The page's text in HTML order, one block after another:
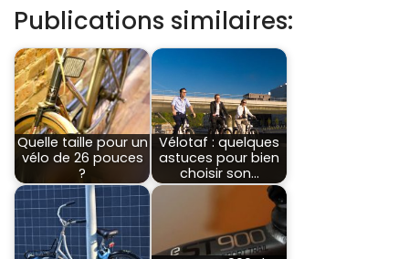
Publications similaires:
Quelle taille pour un
vélo de 26 pouces
?
Vélotaf : quelques
astuces pour bien
choisir son…